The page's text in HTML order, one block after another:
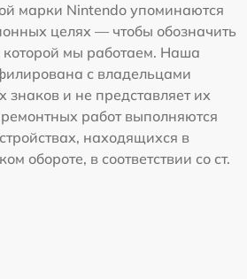
марки Nintendo упоминаются
целях — чтобы обозначить
которой мы работаем. Наша
с владельцами
знаков и не представляет их
работ выполняются
находящихся в
обороте, в соответствии со ст.